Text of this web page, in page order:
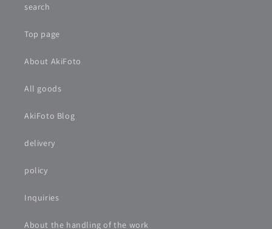
search
Top page
About AkiFoto
All goods
AkiFoto Blog
delivery
policy
Inquiries
About the handling of the work